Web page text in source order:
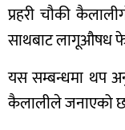
प्रहरी चौकी
साथबाट लागूऔषध
यस सम्बन्धमा थप
कैलालीले जनाएको